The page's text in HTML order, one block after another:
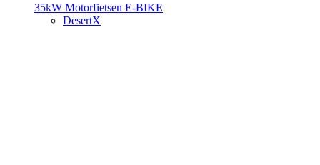
35kW Motorfietsen E-BIKE
DesertX